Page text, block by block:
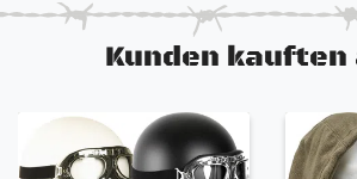
Kunden kauften